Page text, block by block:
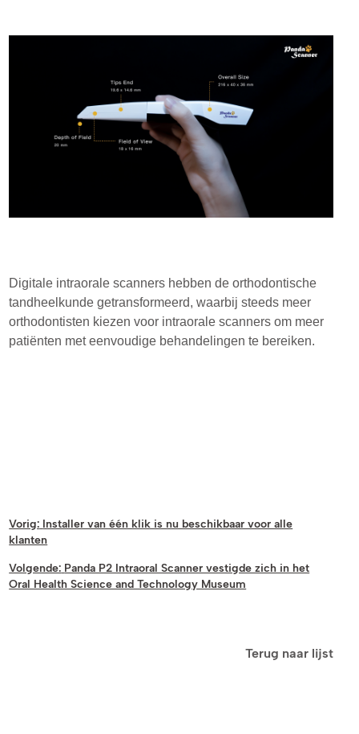
Digitale intraorale scanners hebben de orthodontische
tandheelkunde getransformeerd, waarbij steeds meer
orthodontisten kiezen voor intraorale scanners om meer
patiënten met eenvoudige behandelingen te bereiken.
Vorig: Installer van één klik is nu beschikbaar voor alle
klanten
Volgende: Panda P2 Intraoral Scanner vestigde zich in het
Oral Health Science and Technology Museum
Terug naar lijst